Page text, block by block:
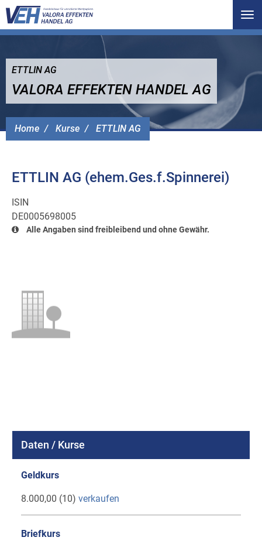
Home Kurse ETTLIN AG
ETTLIN AG
VALORA EFFEKTEN HANDEL AG
ETTLIN AG (ehem.Ges.f.Spinnerei)
ISIN
DE0005698005
Alle Angaben sind freibleibend und ohne Gewähr.
Daten / Kurse
Geldkurs
8.000,00 (10) verkaufen
Briefkurs